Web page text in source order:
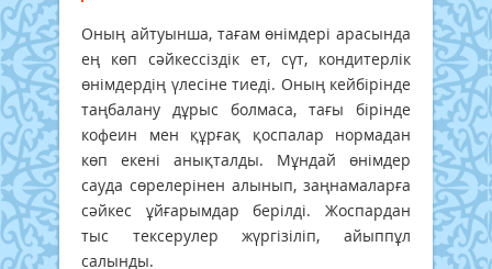
Оның айтуынша, тағам өнімдері арасында
ең көп сәйкессіздік ет, сүт, кондитерлік
өнімдердің үлесіне тиеді. Оның кейбірінде
таңбалану дұрыс болмаса, тағы бірінде
кофеин мен құрғақ қоспалар нормадан
көп екені анықталды. Мұндай өнімдер
сауда сөрелерінен алынып, заңнамаларға
сәйкес ұйғарымдар берілді. Жоспардан
тыс тексерулер жүргізіліп, айыппұл
салынды.